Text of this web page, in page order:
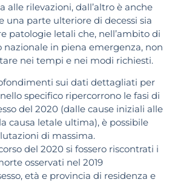
alle rilevazioni, dall’altro è anche
una parte ulteriore di decessi sia
patologie letali che, nell’ambito di
nazionale in piena emergenza, non
nei tempi e nei modi richiesti.
sui dati dettagliati per
specifico ripercorrono le fasi di
del 2020 (dalle cause iniziali alle
causa letale ultima), è possibile
di massima.
del 2020 si fossero riscontrati i
osservati nel 2019
età e provincia di residenza e